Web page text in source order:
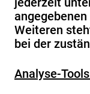
Weiteren
bei der
Analyse-